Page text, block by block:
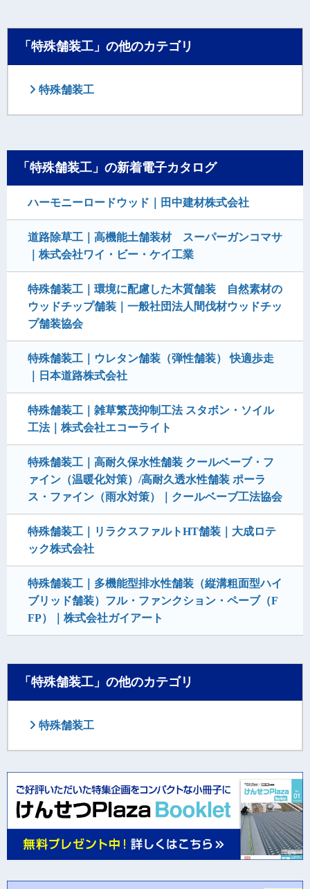
「特殊舗装工」の他のカテゴリ
特殊舗装工
「特殊舗装工」の新着電子カタログ
ハーモニーロードウッド｜田中建材株式会社
道路除草工｜高機能土舗装材 スーパーガンコマサ
｜株式会社ワイ・ビー・ケイ工業
特殊舗装工｜環境に配慮した木質舗装 自然素材の
ウッドチップ舗装｜一般社団法人間伐材ウッドチッ
プ舗装協会
特殊舗装工｜ウレタン舗装（弾性舗装） 快適歩走
｜日本道路株式会社
特殊舗装工｜雑草繁茂抑制工法 スタボン・ソイル
工法｜株式会社エコーライト
特殊舗装工｜高耐久保水性舗装 クールベーブ・フ
ァイン（温暖化対策）/高耐久透水性舗装 ポーラ
ス・ファイン（雨水対策）｜クールベーブ工法協会
特殊舗装工｜リラクスファルトHT舗装｜大成ロテ
ック株式会社
特殊舗装工｜多機能型排水性舗装（縦溝粗面型ハイ
ブリッド舗装）フル・ファンクション・ペーブ（F
FP）｜株式会社ガイアート
「特殊舗装工」の他のカテゴリ
特殊舗装工